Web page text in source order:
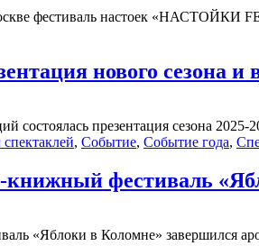
фестиваль настоек «НАСТОЙКИ
нового сезона
состоялась презентация сезона
, Событие, Событие года,
фестиваль
«Яблоки в Коломне» завершился